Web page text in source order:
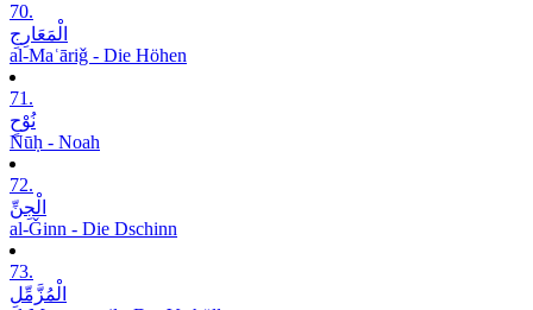
70.
الْمَعَارِجِ
al-Maʿāriǧ - Die Höhen
71.
نُوْحٍ
Nūḥ - Noah
72.
الْجِنِّ
al-Ǧinn - Die Dschinn
73.
الْمُزَّمِّلِ